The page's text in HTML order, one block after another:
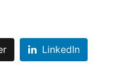
LinkedIn